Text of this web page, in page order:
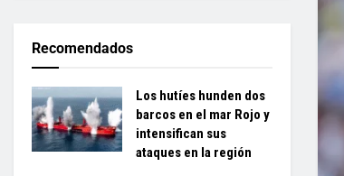
Recomendados
Los hutíes hunden dos
barcos en el mar Rojo y
intensifican sus
ataques en la región